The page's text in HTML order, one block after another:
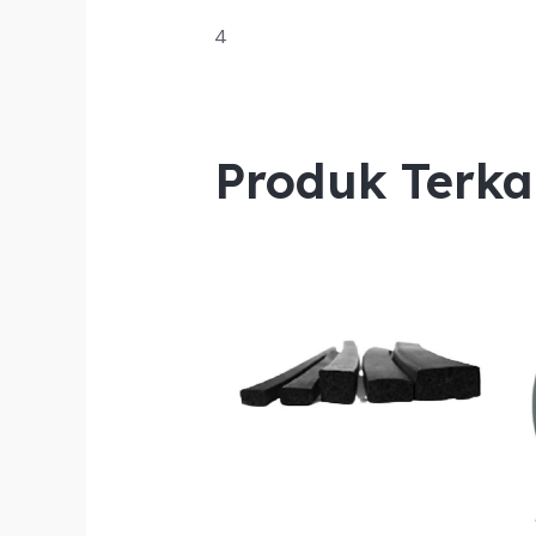
4
Produk